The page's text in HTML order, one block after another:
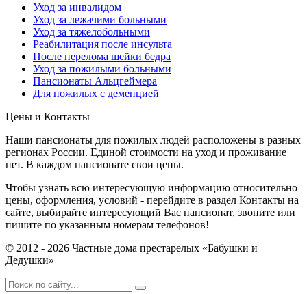
Уход за инвалидом
Уход за лежачими больными
Уход за тяжелобольными
Реабилитация после инсульта
После перелома шейки бедра
Уход за пожилыми больными
Пансионаты Альцгеймера
Для пожилых с деменцией
Цены и Контакты
Наши пансионаты для пожилых людей расположены в разных
регионах России. Единой стоимости на уход и проживание
нет. В каждом пансионате свои цены.
Чтобы узнать всю интересующую информацию относительно
цены, оформления, условий - перейдите в раздел Контакты на
сайте, выбирайте интересующий Вас пансионат, звоните или
пишите по указанным номерам телефонов!
© 2012 - 2026 Частные дома престарелых «Бабушки и
Дедушки»